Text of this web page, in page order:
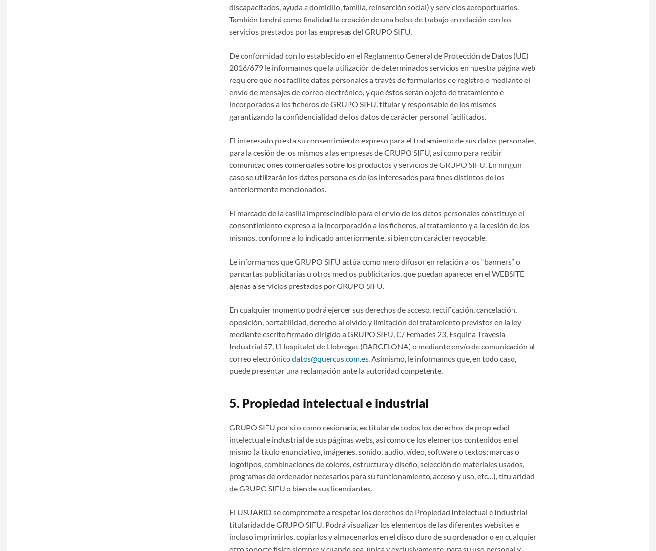
discapacitados, ayuda a domicilio, familia, reinserción social) y servicios aeroportuarios.
También tendrá como finalidad la creación de una bolsa de trabajo en relación con los
servicios prestados por las empresas del GRUPO SIFU.
De conformidad con lo establecido en el Reglamento General de Protección de Datos (UE)
2016/679 le informamos que la utilización de determinados servicios en nuestra página web
requiere que nos facilite datos personales a través de formularios de registro o mediante el
envío de mensajes de correo electrónico, y que éstos serán objeto de tratamiento e
incorporados a los ficheros de GRUPO SIFU, titular y responsable de los mismos
garantizando la confidencialidad de los datos de carácter personal facilitados.
El interesado presta su consentimiento expreso para el tratamiento de sus datos personales,
para la cesión de los mismos a las empresas de GRUPO SIFU, así como para recibir
comunicaciones comerciales sobre los productos y servicios de GRUPO SIFU. En ningún
caso se utilizarán los datos personales de los interesados para fines distintos de los
anteriormente mencionados.
El marcado de la casilla imprescindible para el envío de los datos personales constituye el
consentimiento expreso a la incorporación a los ficheros, al tratamiento y a la cesión de los
mismos, conforme a lo indicado anteriormente, si bien con carácter revocable.
Le informamos que GRUPO SIFU actúa como mero difusor en relación a los “banners” o
pancartas publicitarias u otros medios publicitarios, que puedan aparecer en el WEBSITE
ajenas a servicios prestados por GRUPO SIFU.
En cualquier momento podrá ejercer sus derechos de acceso, rectificación, cancelación,
oposición, portabilidad, derecho al olvido y limitación del tratamiento previstos en la ley
mediante escrito firmado dirigido a GRUPO SIFU, C/ Femades 23, Esquina Travesia
Industrial 57, L’Hospitalet de Llobregat (BARCELONA) o mediante envío de comunicación al
correo electrónicodatos@quercus.com.es. Asimismo, le informamos que, en todo caso,
puede presentar una reclamación ante la autoridad competente.
5. Propiedad intelectual e industrial
GRUPO SIFU por sí o como cesionaria, es titular de todos los derechos de propiedad
intelectual e industrial de sus páginas webs, así como de los elementos contenidos en el
mismo (a título enunciativo, imágenes, sonido, audio, vídeo, software o textos; marcas o
logotipos, combinaciones de colores, estructura y diseño, selección de materiales usados,
programas de ordenador necesarios para su funcionamiento, acceso y uso, etc…), titularidad
de GRUPO SIFU o bien de sus licenciantes.
El USUARIO se compromete a respetar los derechos de Propiedad Intelectual e Industrial
titularidad de GRUPO SIFU. Podrá visualizar los elementos de las diferentes websites e
incluso imprimirlos, copiarlos y almacenarlos en el disco duro de su ordenador o en cualquier
otro soporte físico siempre y cuando sea, única y exclusivamente, para su uso personal y